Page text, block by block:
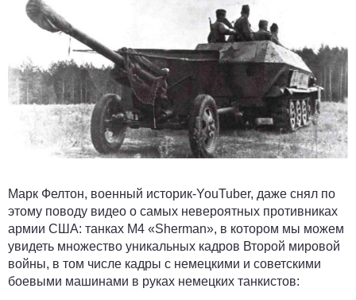
Марк Фелтон, военный историк-YouTuber, даже снял по
этому поводу видео о самых невероятных противниках
армии США: танках M4 «Sherman», в котором мы можем
увидеть множество уникальных кадров Второй мировой
войны, в том числе кадры с немецкими и советскими
боевыми машинами в руках немецких танкистов: